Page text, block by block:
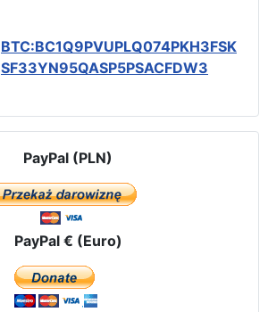
BTC:BC1Q9PVUPLQ074PKH3FSK
SF33YN95QASP5PSACFDW3
PayPal (PLN)
PayPal € (Euro)